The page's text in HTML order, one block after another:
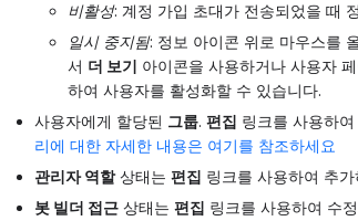
비활성: 계정 가입 초대가 전송되었을 때
일시 중지됨: 정보 아이콘 위로 마우스를
서 더 보기 아이콘을 사용하거나 사용자
하여 사용자를 활성화할 수 있습니다.
사용자에게 할당된 그룹. 편집 링크를 사용하
리에 대한 자세한 내용은 여기를 참조하세요
관리자 역할상태는 편집 링크를 사용하여 추
봇 빌더 접근 상태는 편집 링크를 사용하여 수